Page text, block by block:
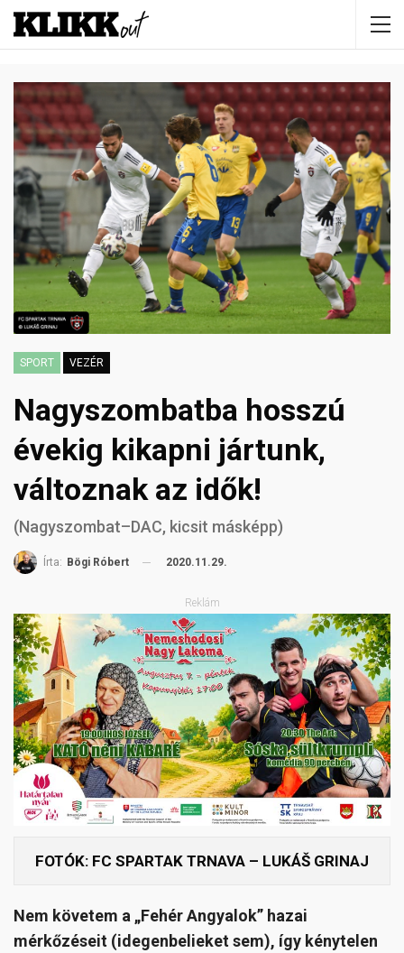
SPORT VEZÉR
Nagyszombatba hosszú
évekig kikapni jártunk,
változnak az idők!
(Nagyszombat–DAC, kicsit másképp)
Írta: Bögi Róbert 2020.11.29.
Reklám
FOTÓK: FC SPARTAK TRNAVA – LUKÁŠ GRINAJ
Nem követem a „Fehér Angyalok” hazai
mérkőzéseit (idegenbelieket sem), így kénytelen